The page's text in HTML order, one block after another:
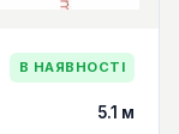
В НАЯВНОСТІ
5.1 м